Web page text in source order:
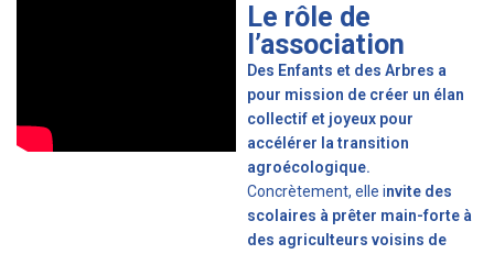
Le rôle de
l’association
Des Enfants et des Arbres a
pour mission de créer un élan
collectif et joyeux pour
accélérer la transition
agroécologique.
Concrètement, elle invite des
scolaires à prêter main-forte à
des agriculteurs voisins de